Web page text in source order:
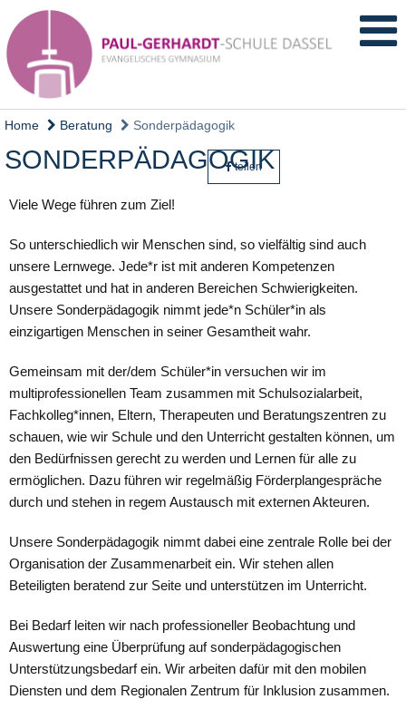
Home Beratung Sonderpädagogik
SONDERPÄDAGOGIK
teilen
Viele Wege führen zum Ziel!
So unterschiedlich wir Menschen sind, so vielfältig sind auch
unsere Lernwege. Jede*r ist mit anderen Kompetenzen
ausgestattet und hat in anderen Bereichen Schwierigkeiten.
Unsere Sonderpädagogik nimmt jede*n Schüler*in als
einzigartigen Menschen in seiner Gesamtheit wahr.
Gemeinsam mit der/dem Schüler*in versuchen wir im
multiprofessionellen Team zusammen mit Schulsozialarbeit,
Fachkolleg*innen, Eltern, Therapeuten und Beratungszentren zu
schauen, wie wir Schule und den Unterricht gestalten können, um
den Bedürfnissen gerecht zu werden und Lernen für alle zu
ermöglichen. Dazu führen wir regelmäßig Förderplangespräche
durch und stehen in regem Austausch mit externen Akteuren.
Unsere Sonderpädagogik nimmt dabei eine zentrale Rolle bei der
Organisation der Zusammenarbeit ein. Wir stehen allen
Beteiligten beratend zur Seite und unterstützen im Unterricht.
Bei Bedarf leiten wir nach professioneller Beobachtung und
Auswertung eine Überprüfung auf sonderpädagogischen
Unterstützungsbedarf ein. Wir arbeiten dafür mit den mobilen
Diensten und dem Regionalen Zentrum für Inklusion zusammen.